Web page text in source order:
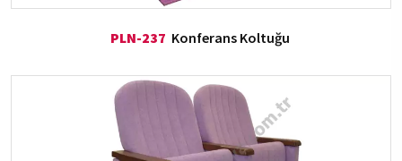
PLN-237 Konferans Koltuğu